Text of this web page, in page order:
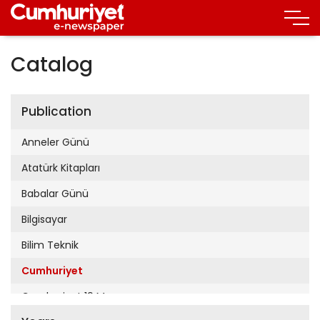
Catalog
Publication
Anneler Günü
Atatürk Kitapları
Babalar Günü
Bilgisayar
Bilim Teknik
Cumhuriyet
Cumhuriyet 19 Mayıs